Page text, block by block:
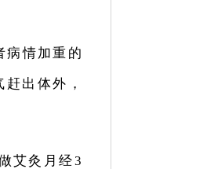
病情加重的
出体外，
艾灸月经3